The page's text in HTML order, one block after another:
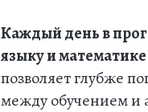
Каждый день в
языку и математике
позволяет глубже
между обучением и